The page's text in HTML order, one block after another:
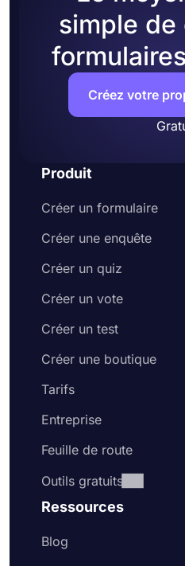
simple de
Créez votre
Produit
Créer un formulaire
Créer une enquête
Créer un quiz
Créer un vote
Créer un test
Créer une boutique
Tarifs
Entreprise
Feuille de route
Outils gratuits
Ressources
Blog